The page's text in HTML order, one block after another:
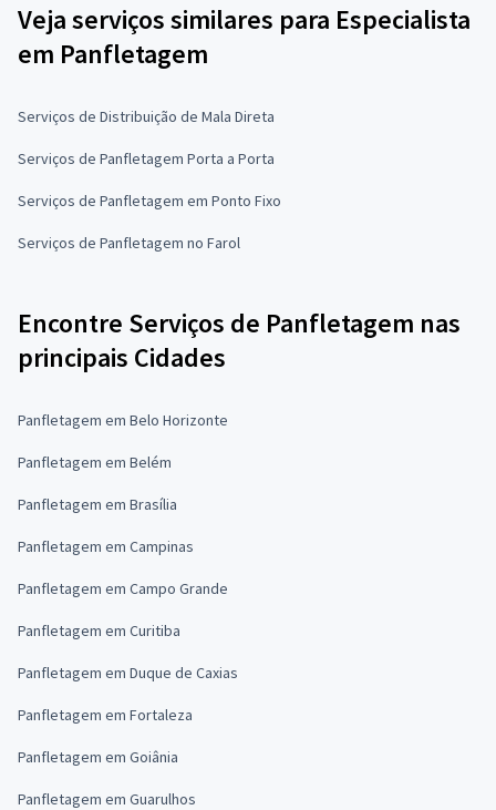
Veja serviços similares para Especialista
em Panfletagem
Serviços de Distribuição de Mala Direta
Serviços de Panfletagem Porta a Porta
Serviços de Panfletagem em Ponto Fixo
Serviços de Panfletagem no Farol
Encontre Serviços de Panfletagem nas
principais Cidades
Panfletagem em Belo Horizonte
Panfletagem em Belém
Panfletagem em Brasília
Panfletagem em Campinas
Panfletagem em Campo Grande
Panfletagem em Curitiba
Panfletagem em Duque de Caxias
Panfletagem em Fortaleza
Panfletagem em Goiânia
Panfletagem em Guarulhos